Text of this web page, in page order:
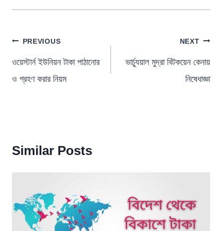
পোস্ট
ন্যাভিগেশন
PREVIOUS
ওয়েস্টার্ন ইউনিয়ন টাকা পাঠানোর
ও গ্রহণ করার নিয়ম
NEXT
ভার্চ্যুয়াল মুদ্রা বিটকয়েন কেনায়
নিষেধাজ্ঞা
Similar Posts